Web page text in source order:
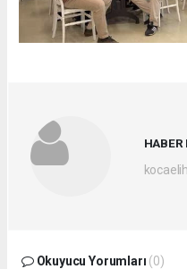
HABER
Okuyucu Yorumları (0)